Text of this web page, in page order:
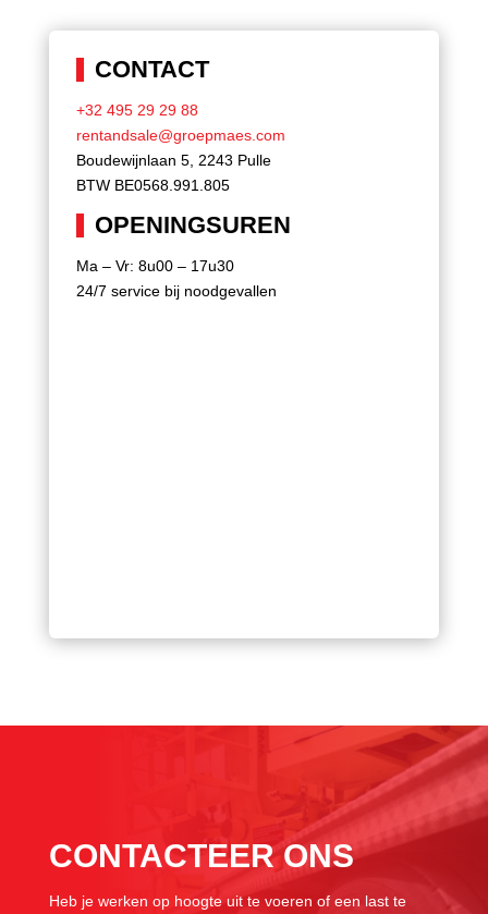
CONTACT
+32 495 29 29 88
rentandsale@groepmaes.com
Boudewijnlaan 5, 2243 Pulle
BTW BE0568.991.805
OPENINGSUREN
Ma – Vr: 8u00 – 17u30
24/7 service bij noodgevallen
CONTACTEER ONS
Heb je werken op hoogte uit te voeren of een last te